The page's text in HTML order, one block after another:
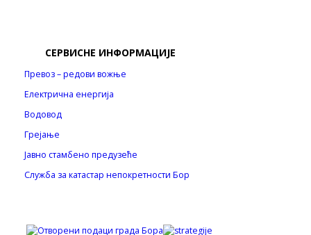
СЕРВИСНЕ ИНФОРМАЦИЈЕ
Превоз – редови вожње
Електрична енергија
Водовод
Грејање
Јавно стамбено предузеће
Служба за катастар непокретности Бор